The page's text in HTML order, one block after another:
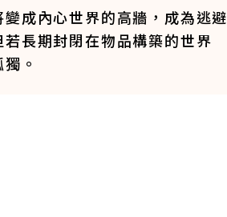
成內心世界的高牆，成為逃避
長期封閉在物品構築的世界
。